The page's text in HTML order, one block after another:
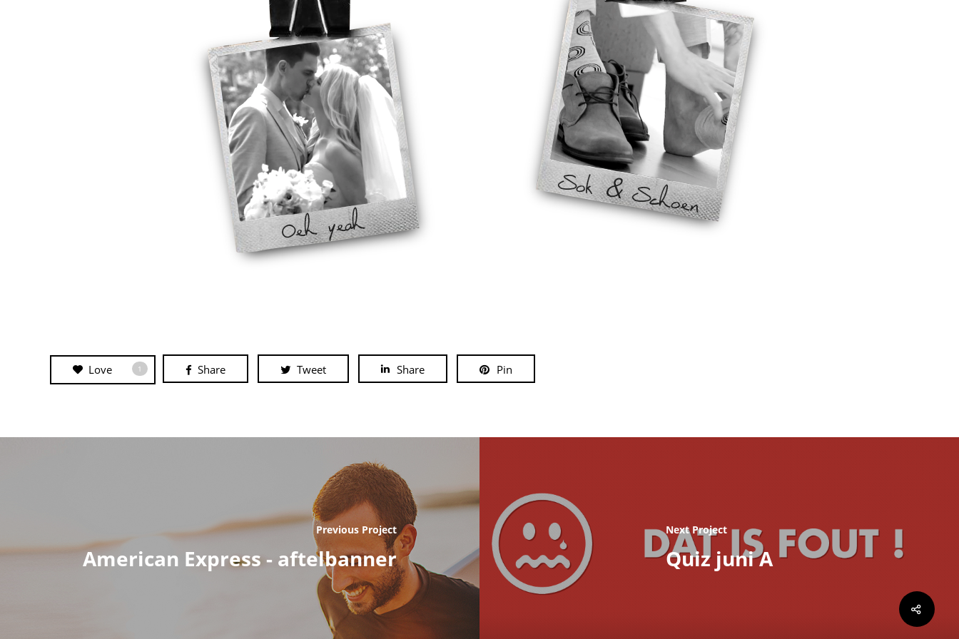
Love 1 Share Tweet Share Pin
Previous Project
American Express - aftelbanner
Next Project
Quiz juni A